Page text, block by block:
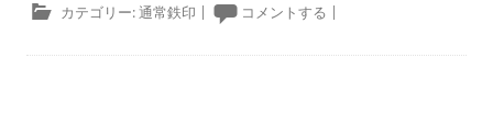
カテゴリー:通常鉄印 | コメントする |